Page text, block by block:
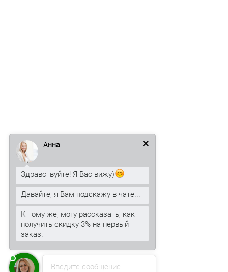
Введите сообщение
Анна
Здравствуйте! Я Вас вижу)
Давайте, я Вам подскажу в чате...
К тому же, могу рассказать, как
получить скидку 3% на первый
заказ.